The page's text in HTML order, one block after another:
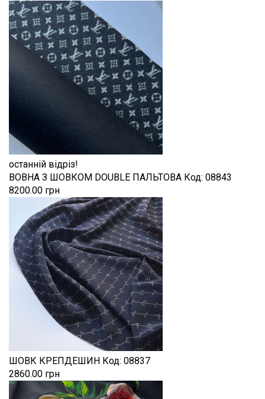
останній відріз!
ВОВНА З ШОВКОМ DOUBLE ПАЛЬТОВА Код: 08843
8200.00 грн
ШОВК КРЕПДЕШИН Код: 08837
2860.00 грн